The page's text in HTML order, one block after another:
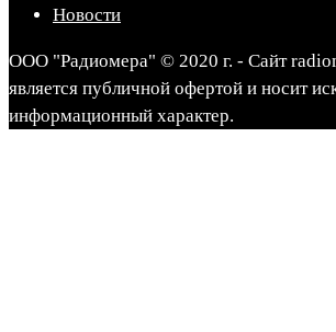
Новости
ООО "Радиомера" © 2020 г. - Сайт
является публичной офертой и носит
информационный характер.